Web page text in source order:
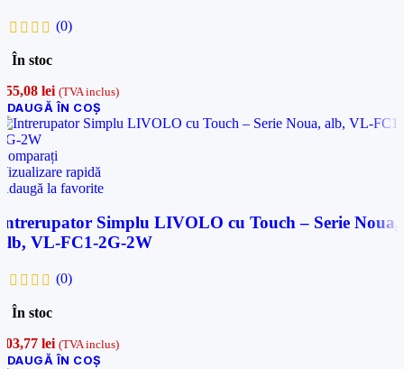
(0)
În stoc
lei (TVA inclus)
ÎN COȘ
rapidă
la favorite
Simplu LIVOLO cu Touch – Serie Noua,
VL-FC1-2G-2W
(0)
În stoc
lei (TVA inclus)
ÎN COȘ